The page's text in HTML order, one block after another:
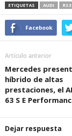
ETIQUETAS AUDI
Facebook
Artículo anterior
Mercedes
híbrido de altas
prestaciones, el
63 S E
Dejar respuesta